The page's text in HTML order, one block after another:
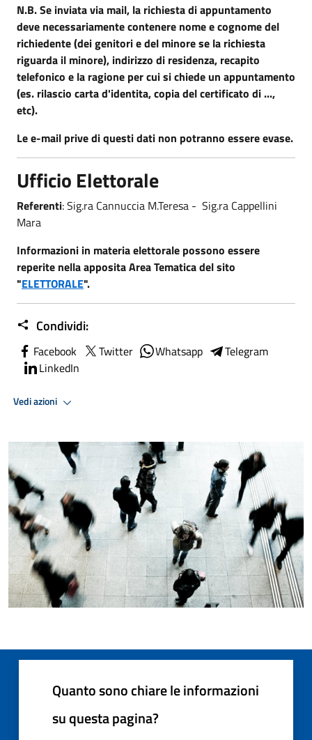
N.B. Se inviata via mail, la richiesta di appuntamento
deve necessariamente contenere nome e cognome del
richiedente (dei genitori e del minore se la richiesta
riguarda il minore), indirizzo di residenza, recapito
telefonico e la ragione per cui si chiede un appuntamento
(es. rilascio carta d'identita, copia del certificato di ...,
etc).
Le e-mail prive di questi dati non potranno essere evase.
Ufficio Elettorale
Referenti: Sig.ra Cannuccia M.Teresa - Sig.ra Cappellini
Mara
Informazioni in materia elettorale possono essere
reperite nella apposita Area Tematica del sito
"ELETTORALE".
Condividi:
Facebook Twitter Whatsapp
Telegram
LinkedIn
Vedi azioni
Quanto sono chiare le informazioni
su questa pagina?